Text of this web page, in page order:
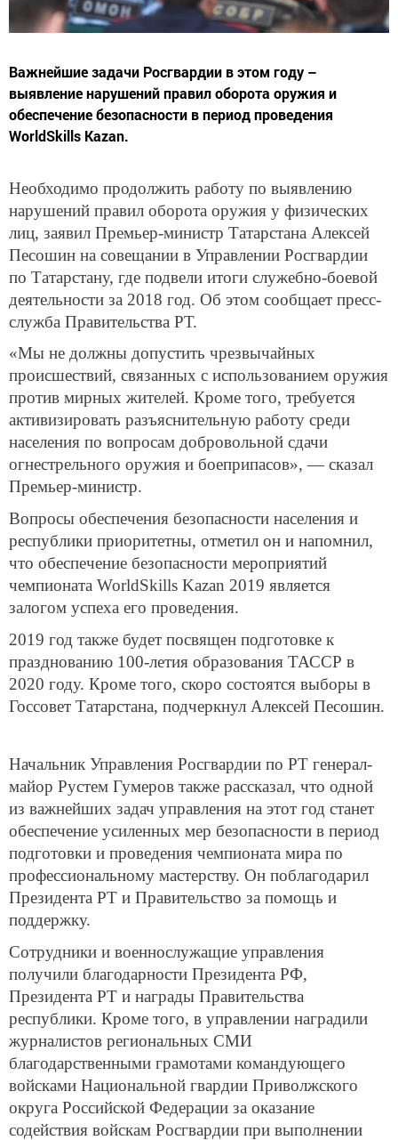
Важнейшие задачи Росгвардии в этом году –
выявление нарушений правил оборота оружия и
обеспечение безопасности в период проведения
WorldSkills Kazan.
Необходимо продолжить работу по выявлению
нарушений правил оборота оружия у физических
лиц, заявил Премьер-министр Татарстана Алексей
Песошин на совещании в Управлении Росгвардии
по Татарстану, где подвели итоги служебно-боевой
деятельности за 2018 год. Об этом сообщает пресс-
служба Правительства РТ.
«Мы не должны допустить чрезвычайных
происшествий, связанных с использованием оружия
против мирных жителей. Кроме того, требуется
активизировать разъяснительную работу среди
населения по вопросам добровольной сдачи
огнестрельного оружия и боеприпасов», — сказал
Премьер-министр.
Вопросы обеспечения безопасности населения и
республики приоритетны, отметил он и напомнил,
что обеспечение безопасности мероприятий
чемпионата WorldSkills Kazan 2019 является
залогом успеха его проведения.
2019 год также будет посвящен подготовке к
празднованию 100-летия образования ТАССР в
2020 году. Кроме того, скоро состоятся выборы в
Госсовет Татарстана, подчеркнул Алексей Песошин.
Начальник Управления Росгвардии по РТ генерал-
майор Рустем Гумеров также рассказал, что одной
из важнейших задач управления на этот год станет
обеспечение усиленных мер безопасности в период
подготовки и проведения чемпионата мира по
профессиональному мастерству. Он поблагодарил
Президента РТ и Правительство за помощь и
поддержку.
Сотрудники и военнослужащие управления
получили благодарности Президента РФ,
Президента РТ и награды Правительства
республики. Кроме того, в управлении наградили
журналистов региональных СМИ
благодарственными грамотами командующего
войсками Национальной гвардии Приволжского
округа Российской Федерации за оказание
содействия войскам Росгвардии при выполнении